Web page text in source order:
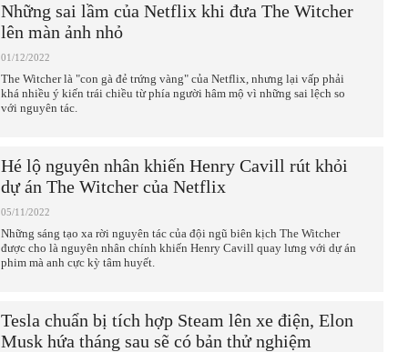
Những sai lầm của Netflix khi đưa The Witcher
lên màn ảnh nhỏ
01/12/2022
The Witcher là "con gà đẻ trứng vàng" của Netflix, nhưng lại vấp phải
khá nhiều ý kiến trái chiều từ phía người hâm mộ vì những sai lệch so
với nguyên tác.
Hé lộ nguyên nhân khiến Henry Cavill rút khỏi
dự án The Witcher của Netflix
05/11/2022
Những sáng tạo xa rời nguyên tác của đội ngũ biên kịch The Witcher
được cho là nguyên nhân chính khiến Henry Cavill quay lưng với dự án
phim mà anh cực kỳ tâm huyết.
Tesla chuẩn bị tích hợp Steam lên xe điện, Elon
Musk hứa tháng sau sẽ có bản thử nghiệm